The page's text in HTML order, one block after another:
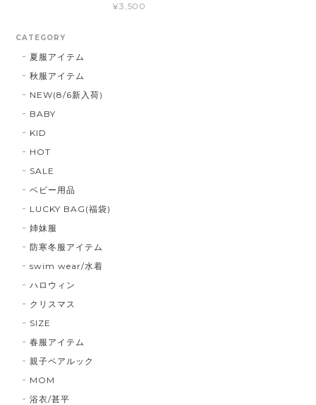
¥3,500
CATEGORY
夏服アイテム
秋服アイテム
NEW(8/6新入荷)
BABY
KID
HOT
SALE
ベビー用品
LUCKY BAG(福袋)
姉妹服
防寒冬服アイテム
swim wear/水着
ハロウィン
クリスマス
SIZE
春服アイテム
親子ペアルック
MOM
浴衣/甚平